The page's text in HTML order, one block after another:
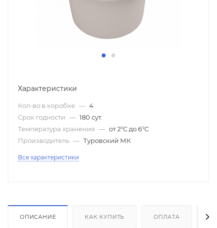
Характеристики
Кол-во в коробке — 4
Срок годности — 180 сут.
Температура хранения — от 2°С до 6°С
Производитель — Туровский МК
Все характеристики
ОПИСАНИЕ КАК КУПИТЬ ОПЛАТА